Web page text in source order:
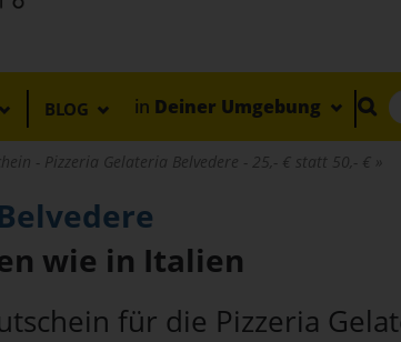
BLOG in Deiner Umgebung
- Pizzeria Gelateria Belvedere - 25,- € statt 50,- €
wie in Italien
für die Pizzeria